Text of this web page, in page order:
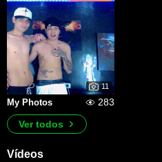
11
My Photos
283
Ver todos
Vídeos